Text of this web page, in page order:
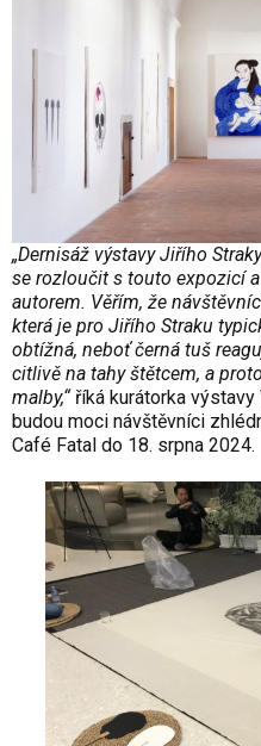
„Dernisáž výstavy Jiřího
se rozloučit s touto expozicí
autorem. Věřím, že
která je pro Jiřího Straku
obtížná, neboť černá tuš
citlivě na tahy štětcem, a
malby,“ říká kurátorka
budou moci návštěvníci
Café Fatal do 18. srpna 2024.